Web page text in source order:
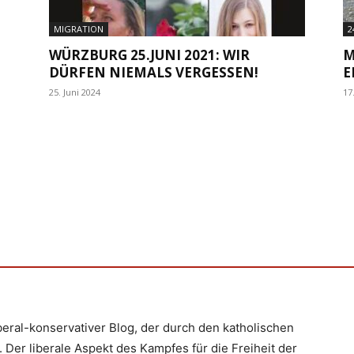
MIGRATION
WÜRZBURG 25.JUNI 2021: WIR
DÜRFEN NIEMALS VERGESSEN!
25. Juni 2024
konservativer Blog, der durch den katholischen
liberale Aspekt des Kampfes für die Freiheit der